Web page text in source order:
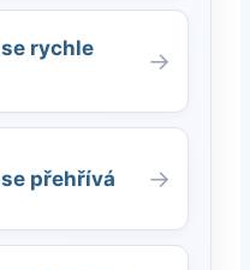
rychle
→
přehřívá →